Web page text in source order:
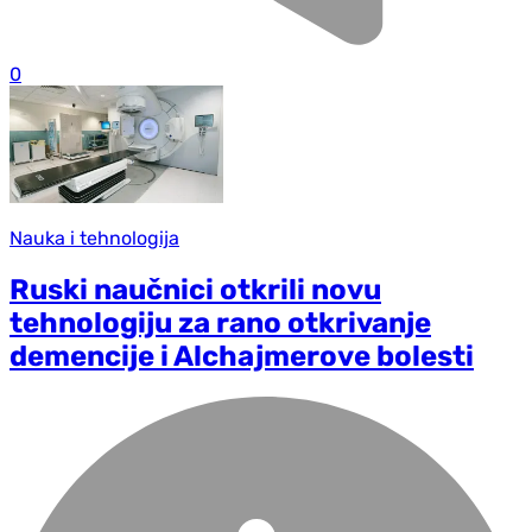
0
Nauka i tehnologija
Ruski naučnici otkrili novu
tehnologiju za rano otkrivanje
demencije i Alchajmerove bolesti